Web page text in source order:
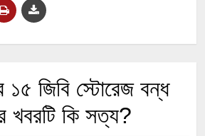
১৫ জিবি স্টোরেজ বন্ধ
খবরটি কি সত্য?